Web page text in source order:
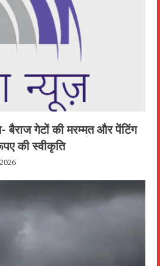
बैराज गेटों की मरम्मत और पेंटिंग
की स्वीकृति